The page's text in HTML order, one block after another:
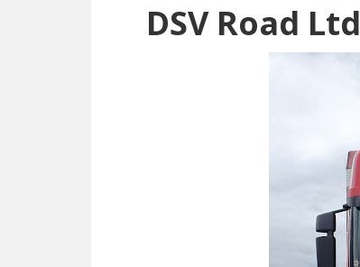
DSV Road Ltd